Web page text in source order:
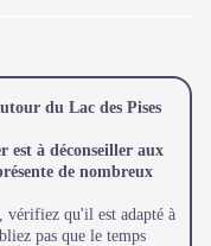
du Lac des Pises
est à déconseiller aux
de nombreux
vérifiez qu'il est adapté à
pas que le temps